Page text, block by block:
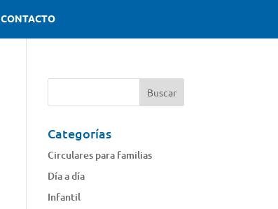
CONTACTO
Categorías
Circulares para familias
Día a día
Infantil